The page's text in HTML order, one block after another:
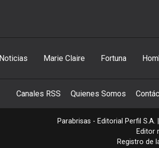
Noticias Marie Claire Fortuna
Canales RSS Quienes Somos
Parabrisas - Editorial Perfil S.A.
Editor
Registro de